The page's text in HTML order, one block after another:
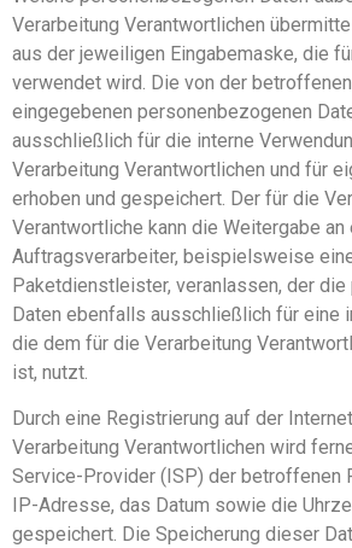
Verarbeitung Verantwortlichen
aus der jeweiligen Eingabemaske, die
verwendet wird. Die von der
eingegebenen personenbezogenen
ausschließlich für die interne
Verarbeitung Verantwortlichen und für
erhoben und gespeichert. Der für die
Verantwortliche kann die Weitergabe an
Auftragsverarbeiter, beispielsweise
Paketdienstleister, veranlassen, der
Daten ebenfalls ausschließlich für eine
die dem für die Verarbeitung
ist, nutzt.
Durch eine Registrierung auf der
Verarbeitung Verantwortlichen wird
Service-Provider (ISP) der betroffenen
IP-Adresse, das Datum sowie die
gespeichert. Die Speicherung dieser